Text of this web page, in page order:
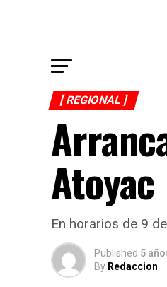
[ REGIONAL ]
Atoyac
En horarios de 9
Published 5
By Redaccion